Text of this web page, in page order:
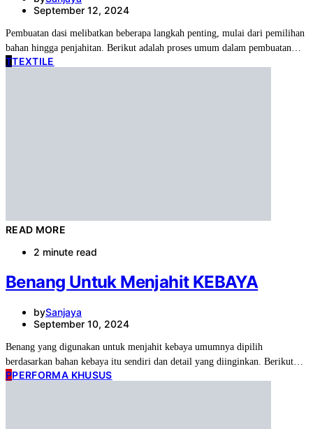
September 12, 2024
Pembuatan dasi melibatkan beberapa langkah penting, mulai dari pemilihan
bahan hingga penjahitan. Berikut adalah proses umum dalam pembuatan…
TTEXTILE
READ MORE
2 minute read
Benang Untuk Menjahit KEBAYA
bySanjaya
September 10, 2024
Benang yang digunakan untuk menjahit kebaya umumnya dipilih
berdasarkan bahan kebaya itu sendiri dan detail yang diinginkan. Berikut…
PPERFORMA KHUSUS